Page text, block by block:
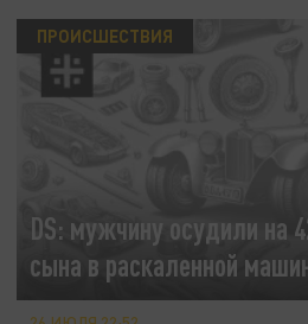
DS: мужчину осудили на
сына в раскаленной
ПРОИСШЕСТВИЯ